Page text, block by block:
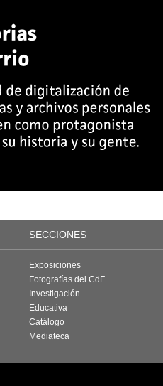
SECCIONES
Exposiciones
Fotografías del CdF
Investigación
Educativa
Catálogo
Mediateca